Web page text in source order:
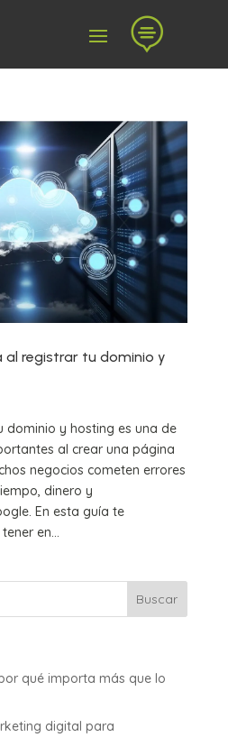

al registrar tu dominio y
dominio y hosting es una de
al crear una página
negocios cometen errores
dinero y
En esta guía te
en...
qué importa más que lo
digital para